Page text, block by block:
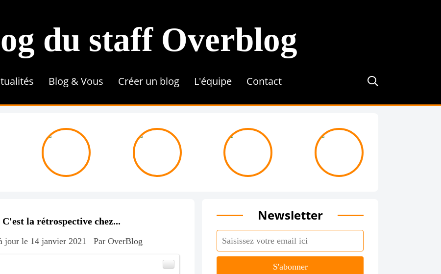
du staff Overblog
Blog & Vous
Créer un blog
L'équipe
Contact
la rétrospective chez...
jour le 14 janvier 2021 Par OverBlog
Newsletter